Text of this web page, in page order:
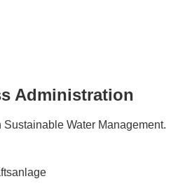
Administration
Water Management.